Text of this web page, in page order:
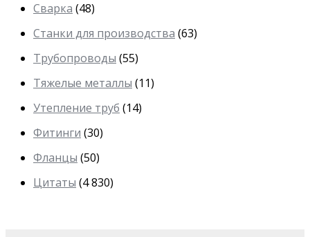
Сварка (48)
Станки для производства (63)
Трубопроводы (55)
Тяжелые металлы (11)
Утепление труб (14)
Фитинги (30)
Фланцы (50)
Цитаты (4 830)